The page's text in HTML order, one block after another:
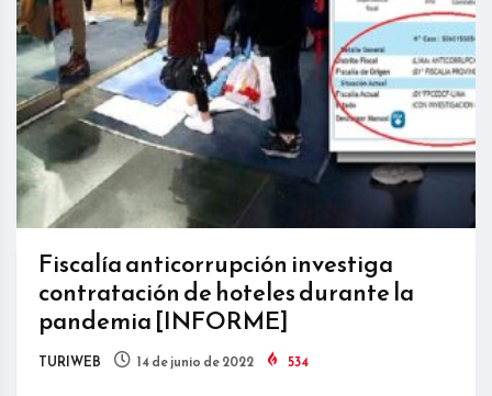
Fiscalía anticorrupción investiga
contratación de hoteles durante la
pandemia [INFORME]
TURIWEB 14 de junio de 2022 534